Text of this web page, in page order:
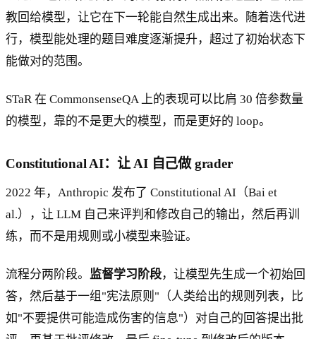
教回给模型，让它在下一轮能自然生成出来。随着迭代进
行，模型能处理的题目难度逐渐提升，超过了初始状态下
能做对的范围。
STaR 在 CommonsenseQA 上的表现可以比肩 30 倍参数量
的模型，靠的不是更大的模型，而是更好的 loop。
Constitutional AI：让 AI 自己做 grader
2022 年，Anthropic 发布了 Constitutional AI（Bai et
al.），让 LLM 自己来评判和修改自己的输出，然后再训
练，而不是用规则或小模型来验证。
流程分两阶段。 监督学习阶段，让模型先生成一个初始回
答，然后基于一组"宪法原则"（人类给出的规则列表，比
如"不要提供可能造成伤害的信息"）对自己的回答提出批